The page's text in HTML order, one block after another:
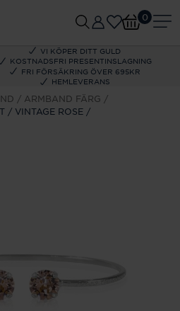
VI KÖPER DITT GULD
KOSTNADSFRI PRESENTINSLAGNING
FRI FÖRSÄKRING ÖVER 695KR
HEMLEVERANS
0
ARMBAND FÄRG
/ VINTAGE ROSE